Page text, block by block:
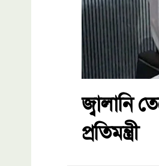
জ্বালানি
প্রতিমন্ত্রী